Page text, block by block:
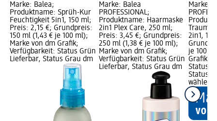
Marke: Balea;
Produktname: Sprüh-Kur
Feuchtigkeit 5in1, 150 ml;
Preis: 2,15 €; Grundpreis:
150 ml (1,43 € je 100 ml);
Marke von dm Grafik;
Verfügbarkeit: Status Grün
Lieferbar, Status Grau dm
Marke: Balea
PROFESSIONAL;
Produktname: Haarmaske
2in1 Plex Care, 250 ml;
Preis: 3,45 €; Grundpreis:
250 ml (1,38 € je 100 ml);
Marke von dm Grafik;
Verfügbarkeit: Status Grün
Lieferbar, Status Grau dm
Marke:
2in1,
je 100
Grafik;
Status
Status
wählen